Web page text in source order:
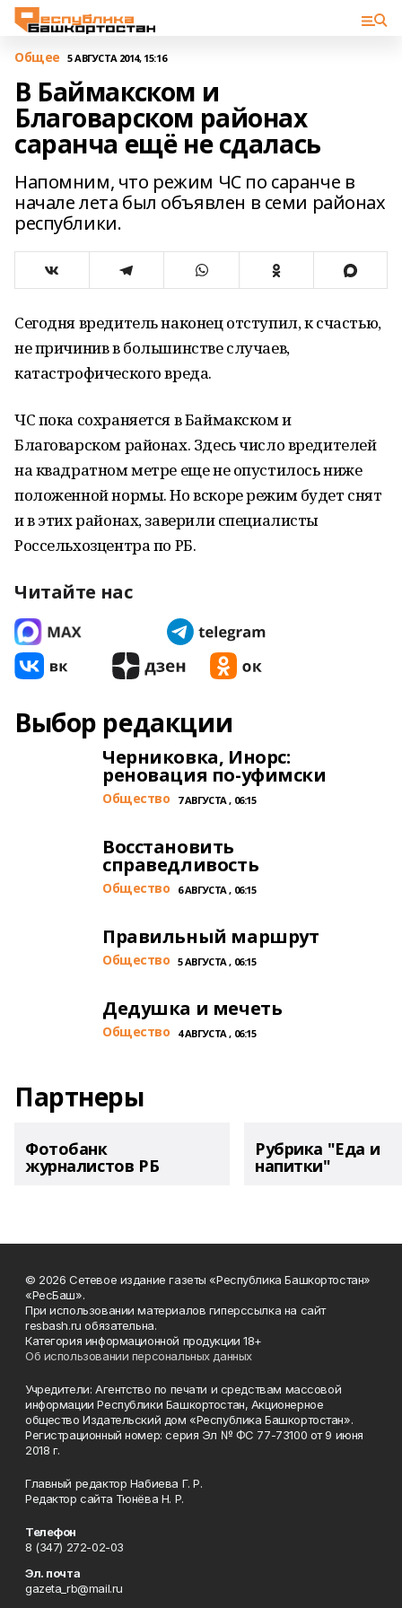
Общее 5 АВГУСТА 2014, 15:16
В Баймакском и
Благоварском районах
саранча ещё не сдалась
Напомним, что режим ЧС по саранче в
начале лета был объявлен в семи районах
республики.
Сегодня вредитель наконец отступил, к счастью,
не причинив в большинстве случаев,
катастрофического вреда.
ЧС пока сохраняется в Баймакском и
Благоварском районах. Здесь число вредителей
на квадратном метре еще не опустилось ниже
положенной нормы. Но вскоре режим будет снят
и в этих районах, заверили специалисты
Россельхозцентра по РБ.
Читайте нас
Выбор редакции
Черниковка, Инорс:
реновация по-уфимски
Общество 7 АВГУСТА , 06:15
Восстановить
справедливость
Общество 6 АВГУСТА , 06:15
Правильный маршрут
Общество 5 АВГУСТА , 06:15
Дедушка и мечеть
Общество 4 АВГУСТА , 06:15
Партнеры
Фотобанк
журналистов РБ
Рубрика "Еда и
напитки"
© 2026 Сетевое издание газеты «Республика Башкортостан»
«РесБаш».
При использовании материалов гиперссылка на сайт
resbash.ru обязательна.
Категория информационной продукции 18+
Об использовании персональных данных
Учредители: Агентство по печати и средствам массовой
информации Республики Башкортостан, Акционерное
общество Издательский дом «Республика Башкортостан».
Регистрационный номер: серия Эл № ФС 77-73100 от 9 июня
2018 г.
Главный редактор Набиева Г. Р.
Редактор сайта Тюнёва Н. Р.
Телефон
8 (347) 272-02-03
Эл. почта
gazeta_rb@mail.ru